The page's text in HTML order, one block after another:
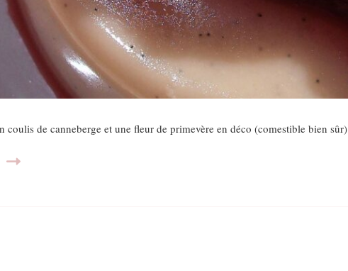
coulis de canneberge et une fleur de primevère en déco (comestible bien sûr)